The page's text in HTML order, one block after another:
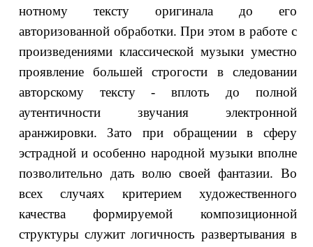
нотному тексту оригинала до его
авторизованной обработки. При этом в работе с
произведениями классической музыки уместно
проявление большей строгости в следовании
авторскому тексту - вплоть до полной
аутентичности звучания электронной
аранжировки. Зато при обращении в сферу
эстрадной и особенно народной музыки вполне
позволительно дать волю своей фантазии. Во
всех случаях критерием художественного
качества формируемой композиционной
структуры служит логичность развертывания в